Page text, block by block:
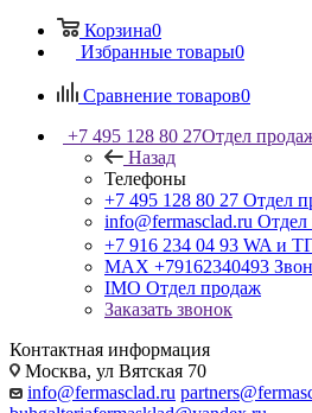
Корзина0
Избранные товары0
Сравнение товаров0
+7 495 128 80 27Отдел
Назад
Телефоны
+7 495 128 80 27 Отдел
info@fermasclad.ru Отдел
+7 916 234 04 93 WA и
MAX +79162340493
IMO Отдел продаж
Заказать звонок
Контактная информация
Москва, ул Вятская 70
info@fermasclad.ru